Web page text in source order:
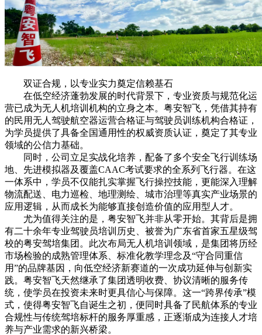
双证合规，以专业实力奠定信赖基石
在低空经济蓬勃发展的时代背景下，专业资质与规范化运
营已成为无人机培训机构的立身之本。粤安智飞，凭借其持有
的民用无人驾驶航空器运营合格证与驾驶员训练机构合格证，
为学员提供了具备全国通用性的权威资质认证，奠定了其专业
领域的公信力基础。
同时，公司立足实战化培养，配备了多个安全飞行训练场
地、先进模拟器及覆盖CAAC考试要求的全系列飞行器。在这
一体系中，学员不仅能扎实掌握飞行操控技能，更能深入理解
物流配送、电力巡检、地理测绘、城市治理等真实产业场景的
应用逻辑，从而成长为能够直接创造价值的应用型人才。
尤为值得关注的是，粤安智飞并非从零开始。其背后是拥
有二十余年专业驾驶员培训历史、被誉为广东省首家五星级驾
校的粤安驾培集团。此次布局无人机培训领域，是集团将历经
市场检验的成熟管理体系、标准化教学理念及“守合同重信
用”的品牌基因，向低空经济新赛道的一次成功延伸与创新实
践。粤安智飞天然继承了集团透明收费、协议清晰的服务传
统，使学员在投资未来时更具信心与保障。这一“跨界传承”模
式，使得粤安智飞自诞生之初，便同时具备了民航体系的专业
合规性与传统驾培标杆的服务厚重感，正逐渐成为连接人才培
养与产业需求的新兴桥梁。